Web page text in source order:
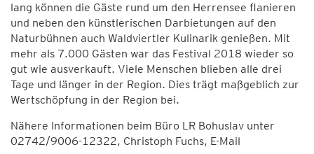
lang können die Gäste rund um den Herrensee flanieren
und neben den künstlerischen Darbietungen auf den
Naturbühnen auch Waldviertler Kulinarik genießen. Mit
mehr als 7.000 Gästen war das Festival 2018 wieder so
gut wie ausverkauft. Viele Menschen blieben alle drei
Tage und länger in der Region. Dies trägt maßgeblich zur
Wertschöpfung in der Region bei.
Nähere Informationen beim Büro LR Bohuslav unter
02742/9006-12322, Christoph Fuchs, E-Mail